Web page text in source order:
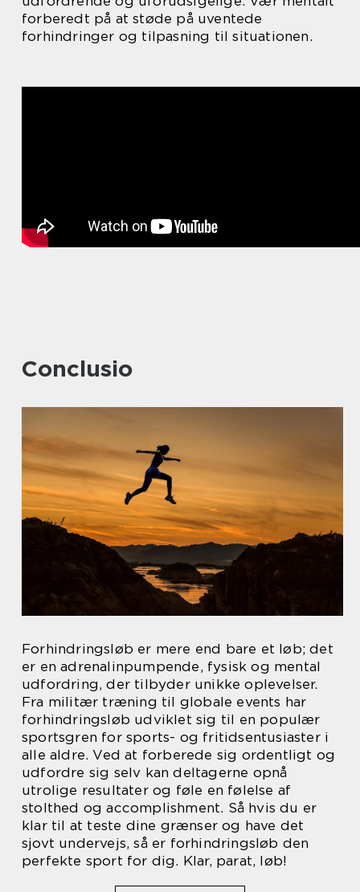
forberedt på at støde på uventede
forhindringer og tilpasning til situationen.
Conclusio
Forhindringsløb er mere end bare et løb; det
er en adrenalinpumpende, fysisk og mental
udfordring, der tilbyder unikke oplevelser.
Fra militær træning til globale events har
forhindringsløb udviklet sig til en populær
sportsgren for sports- og fritidsentusiaster i
alle aldre. Ved at forberede sig ordentligt og
udfordre sig selv kan deltagerne opnå
utrolige resultater og føle en følelse af
stolthed og accomplishment. Så hvis du er
klar til at teste dine grænser og have det
sjovt undervejs, så er forhindringsløb den
perfekte sport for dig. Klar, parat, løb!